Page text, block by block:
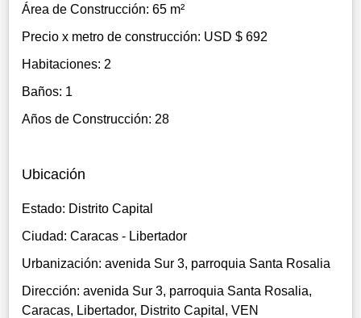
Área de Construcción: 65 m²
Precio x metro de construcción: USD $ 692
Habitaciones: 2
Baños: 1
Años de Construcción: 28
Ubicación
Estado: Distrito Capital
Ciudad: Caracas - Libertador
Urbanización: avenida Sur 3, parroquia Santa Rosalia
Dirección: avenida Sur 3, parroquia Santa Rosalia,
Caracas, Libertador, Distrito Capital, VEN